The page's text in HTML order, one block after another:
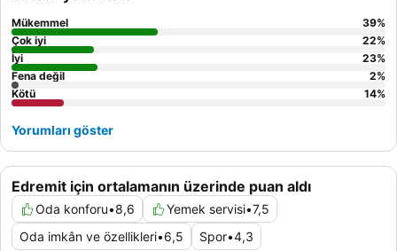
Edremit için ortalamanın üzerinde puan aldı
Oda konforu•8,6 Yemek servisi•7,5
Oda imkân ve özellikleri•6,5 Spor•4,3
Mükemmel 39%
Çok iyi
22%
İyi
23%
Fena değil
2%
Kötü
14%
Yorumları göster